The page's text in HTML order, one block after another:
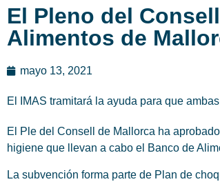
El Pleno del
Alimentos de
mayo 13, 2021
El IMAS tramitará la ayuda para que
El Ple del Consell de Mallorca ha
higiene que llevan a cabo el Banco de
La subvención forma parte de Plan de